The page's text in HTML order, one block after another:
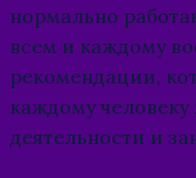
нормально
всем и каждому
рекомендации,
каждому человеку
деятельности и